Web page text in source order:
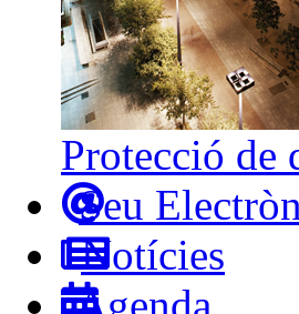
Protecció de
Seu
Notícies
Agenda